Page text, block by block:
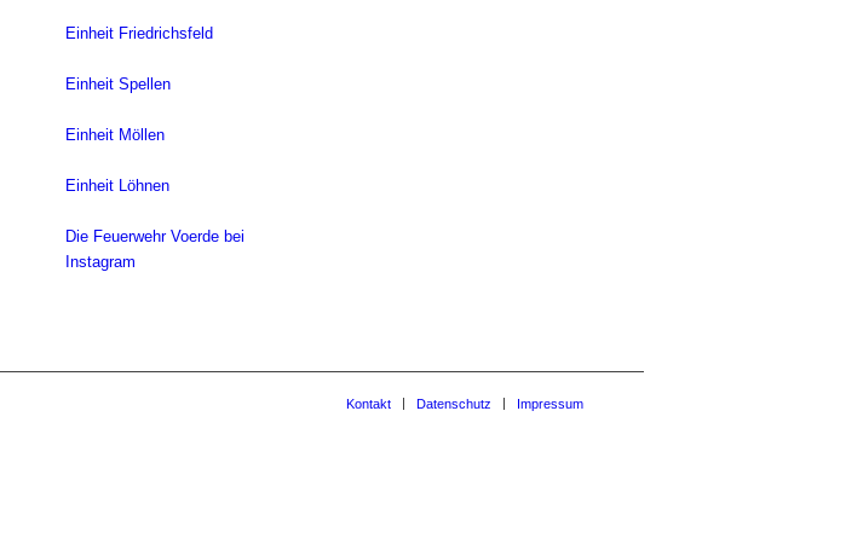
Einheit Friedrichsfeld
Einheit Spellen
Einheit Möllen
Einheit Löhnen
Die Feuerwehr Voerde bei
Instagram
Kontakt Datenschutz Impressum